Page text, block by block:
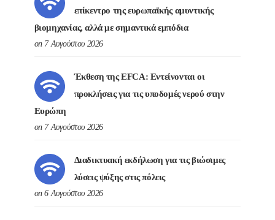
επίκεντρο της ευρωπαϊκής αμυντικής
βιομηχανίας, αλλά με σημαντικά εμπόδια
on 7 Αυγούστου 2026
Έκθεση της EFCA: Εντείνονται οι
προκλήσεις για τις υποδομές νερού στην
Ευρώπη
on 7 Αυγούστου 2026
Διαδικτυακή εκδήλωση για τις βιώσιμες
λύσεις ψύξης στις πόλεις
on 6 Αυγούστου 2026